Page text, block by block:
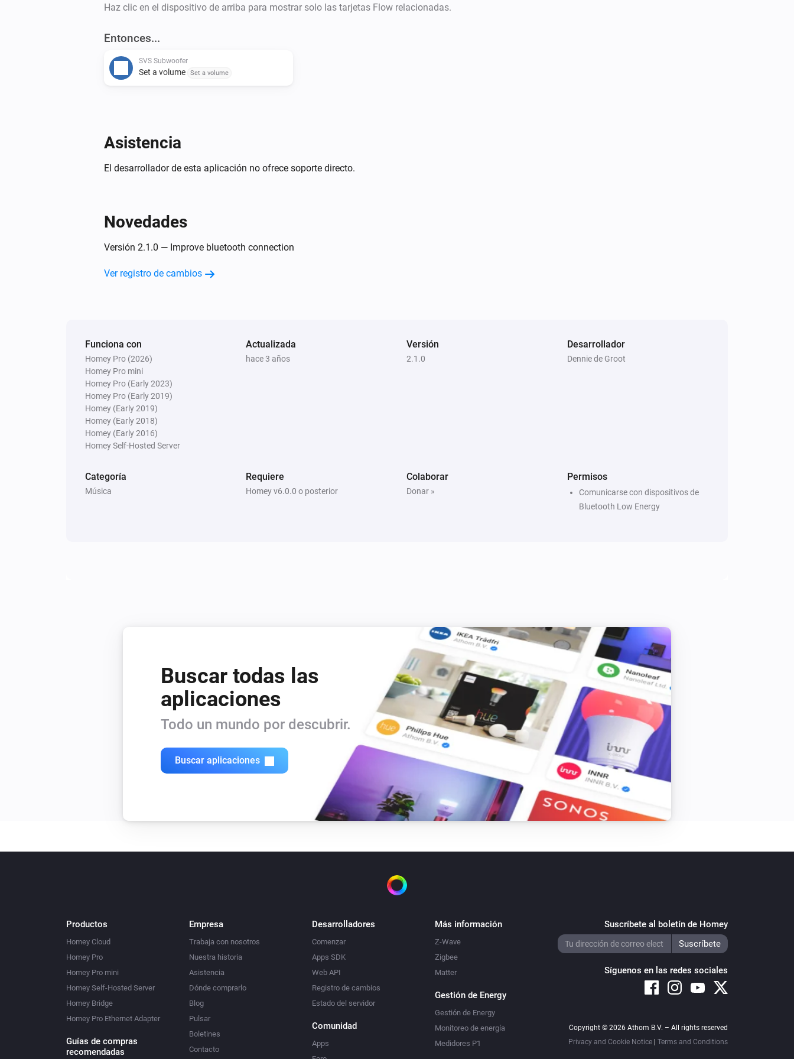
Haz clic en el dispositivo de arriba para mostrar solo las tarjetas Flow relacionadas.
Entonces...
SVS Subwoofer
Set a volume Set a volume
Asistencia
El desarrollador de esta aplicación no ofrece soporte directo.
Novedades
Versión 2.1.0 — Improve bluetooth connection
Ver registro de cambios
Funciona con
Homey Pro (2026)
Homey Pro mini
Homey Pro (Early 2023)
Homey Pro (Early 2019)
Homey (Early 2019)
Homey (Early 2018)
Homey (Early 2016)
Homey Self-Hosted Server
Actualizada
hace 3 años
Versión
2.1.0
Desarrollador
Dennie de Groot
Categoría
Música
Requiere
Homey v6.0.0 o posterior
Colaborar
Donar »
Permisos
Comunicarse con dispositivos de
Bluetooth Low Energy
Buscar todas las
aplicaciones
Todo un mundo por descubrir.
Buscar aplicaciones
Productos
Homey Cloud
Homey Pro
Homey Pro mini
Homey Self-Hosted Server
Homey Bridge
Homey Pro Ethernet Adapter
Guías de compras
recomendadas
Empresa
Trabaja con nosotros
Nuestra historia
Asistencia
Dónde comprarlo
Blog
Pulsar
Boletines
Contacto
Desarrolladores
Comenzar
Apps SDK
Web API
Registro de cambios
Estado del servidor
Comunidad
Apps
Más información
Z-Wave
Zigbee
Matter
Gestión de Energy
Gestión de Energy
Monitoreo de energía
Medidores P1
Suscríbete al boletín de Homey
Síguenos en las redes sociales
Copyright © 2026 Athom B.V. – All rights reserved
Privacy and Cookie Notice
Terms and Conditions